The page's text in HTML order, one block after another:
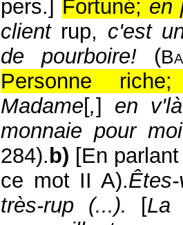
pers.] Fortuné; en
clientrup, c'est
de pourboire!(
Personne
Madame[,] en
monnaie pour moi
284).b) [En
ce mot II A).
très-rup (...).
[La